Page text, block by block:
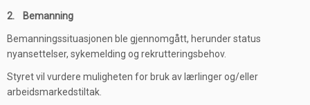
2. Bemanning
Bemanningssituasjonen ble gjennomgått, herunder status
nyansettelser, sykemelding og rekrutteringsbehov.
Styret vil vurdere muligheten for bruk av lærlinger og/eller
arbeidsmarkedstiltak.